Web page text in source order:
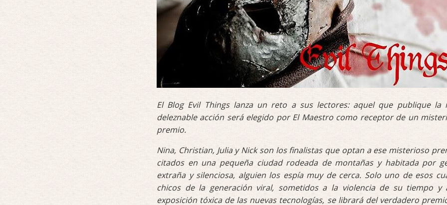
El Blog Evil Things lanza un reto a sus lectores: aquel que publique la
deleznable acción será elegido por El Maestro como receptor de un
premio.
Nina, Christian, Julia y Nick son los finalistas que optan a ese misterioso
citados en una pequeña ciudad rodeada de montañas y habitada por
extraña y silenciosa, alguien los espía muy de cerca. Solo uno de esos
chicos de la generación viral, sometidos a la violencia de su tiempo y
exposición tóxica de las nuevas tecnologías, se librará del verdadero